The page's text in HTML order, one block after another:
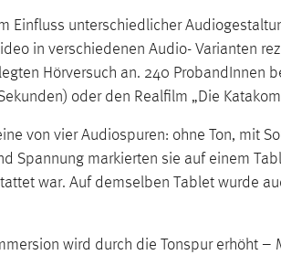
Einfluss unterschiedlicher
in verschiedenen Audio- Varianten
Hörversuch an. 240
oder den Realfilm „Die
von vier Audiospuren: ohne Ton, mit
Spannung markierten sie auf einem
war. Auf demselben Tablet wurde
wird durch die Tonspur erhöht
die